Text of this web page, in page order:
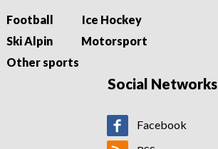
Football
Ice Hockey
Ski Alpin
Motorsport
Other sports
Social Networks
Facebook